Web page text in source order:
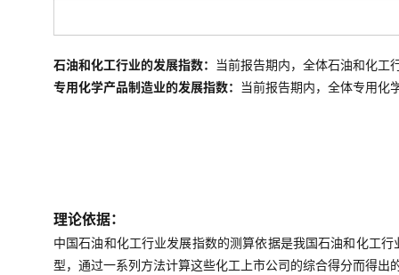
石油和化工行业的发展指数： 当前报告期内，全体石油和化工
专用化学产品制造业的发展指数： 当前报告期内，全体专用化
理论依据：
中国石油和化工行业发展指数的测算依据是我国石油和化工
型，通过一系列方法计算这些化工上市公司的综合得分而得